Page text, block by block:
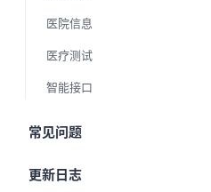
医院信息
医疗测试
智能接口
常见问题
更新日志